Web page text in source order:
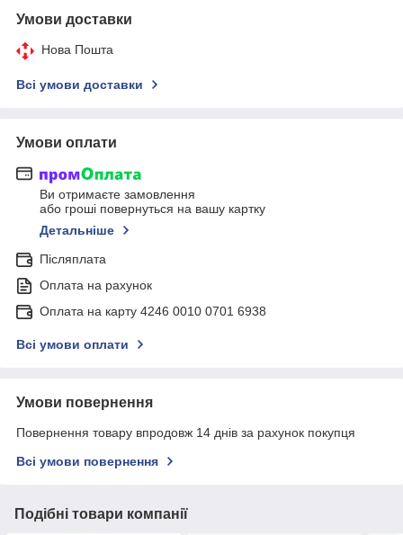
Умови доставки
Нова Пошта
Всі умови доставки
Умови оплати
Ви отримаєте замовлення
або гроші повернуться на вашу картку
Детальніше
Післяплата
Оплата на рахунок
Оплата на карту 4246 0010 0701 6938
Всі умови оплати
Умови повернення
Повернення товару впродовж 14 днів за рахунок покупця
Всі умови повернення
Подібні товари компанії